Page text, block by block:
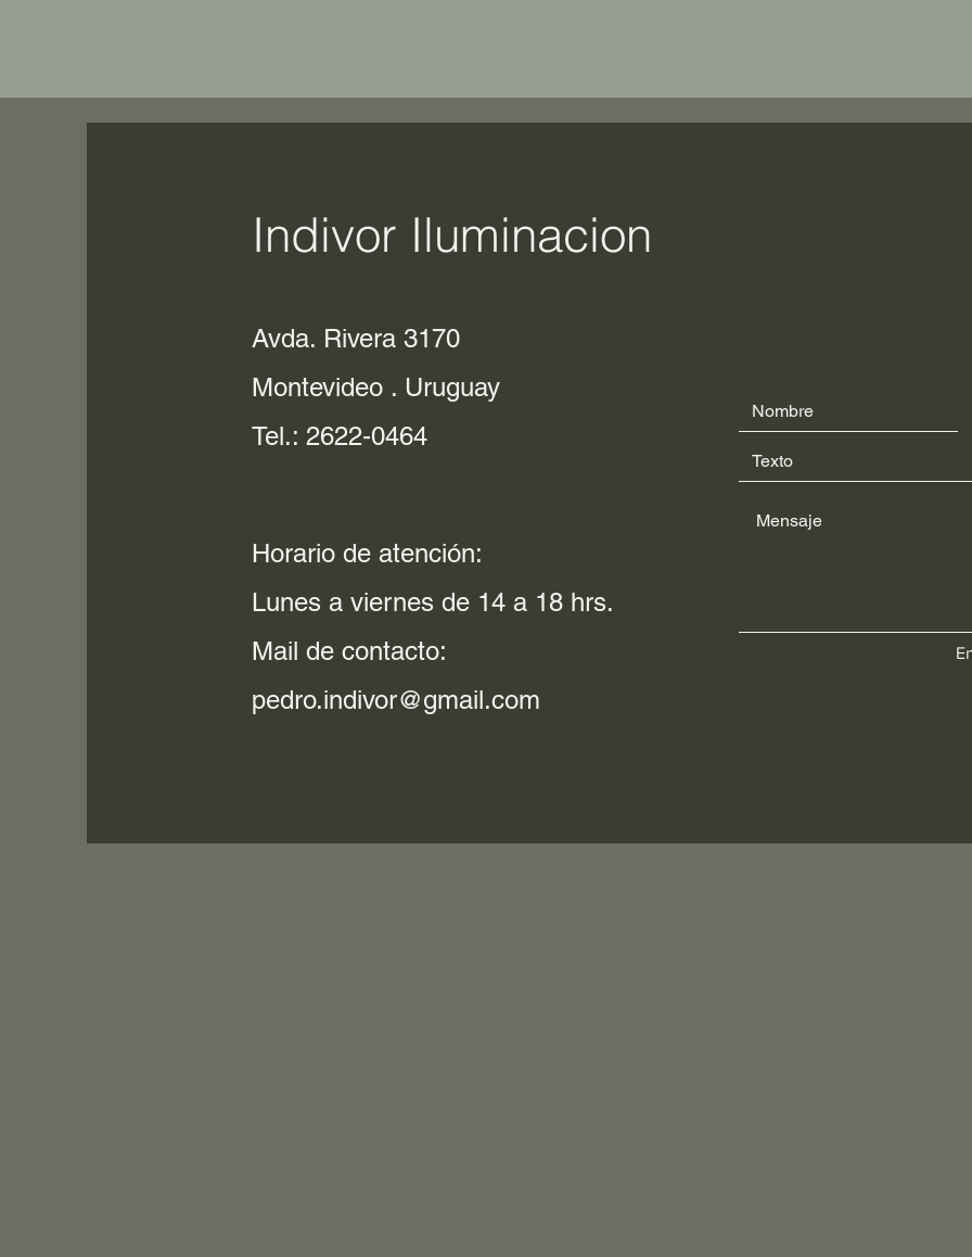
Indivor Iluminacion
Avda. Rivera 3170
Montevideo . Uruguay
Tel.: 2622-0464
Horario de atención:
Lunes a viernes de 14 a 18 hrs.
Mail de contacto:
pedro.indivor@gmail.com